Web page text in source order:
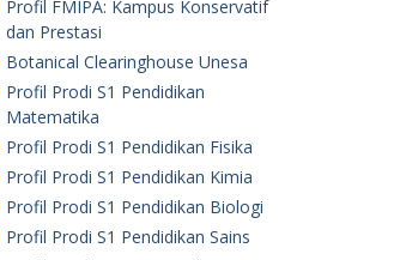
Profil FMIPA: Kampus Konservatif
dan Prestasi
Botanical Clearinghouse Unesa
Profil Prodi S1 Pendidikan
Matematika
Profil Prodi S1 Pendidikan Fisika
Profil Prodi S1 Pendidikan Kimia
Profil Prodi S1 Pendidikan Biologi
Profil Prodi S1 Pendidikan Sains